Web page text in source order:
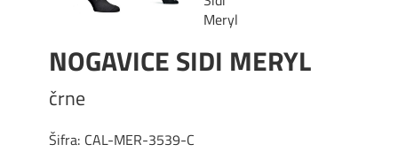
NOGAVICE SIDI MERYL
črne
Šifra: CAL-MER-3539-C